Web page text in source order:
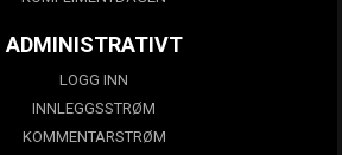
ADMINISTRATIVT
LOGG INN
INNLEGGSSTRØM
KOMMENTARSTRØM